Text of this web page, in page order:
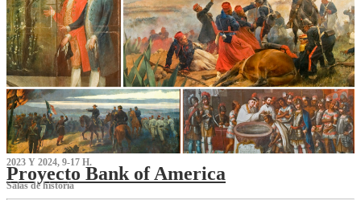
2023 Y 2024, 9-17 H.
Proyecto Bank of America
S‌alas de historia